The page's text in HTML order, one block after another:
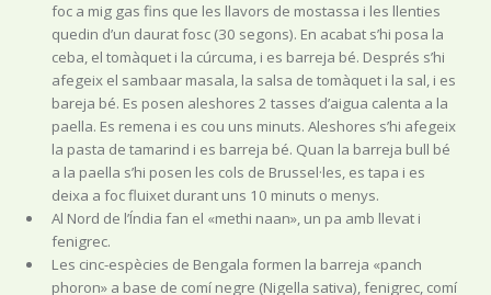
foc a mig gas fins que les llavors de mostassa i les llenties
quedin d’un daurat fosc (30 segons). En acabat s’hi posa la
ceba, el tomàquet i la cúrcuma, i es barreja bé. Després s’hi
afegeix el sambaar masala, la salsa de tomàquet i la sal, i es
bareja bé. Es posen aleshores 2 tasses d’aigua calenta a la
paella. Es remena i es cou uns minuts. Aleshores s’hi afegeix
la pasta de tamarind i es barreja bé. Quan la barreja bull bé
a la paella s’hi posen les cols de Brussel·les, es tapa i es
deixa a foc fluixet durant uns 10 minuts o menys.
Al Nord de l’Índia fan el «methi naan», un pa amb llevat i
fenigrec.
Les cinc-espècies de Bengala formen la barreja «panch
phoron» a base de comí negre (Nigella sativa), fenigrec, comí